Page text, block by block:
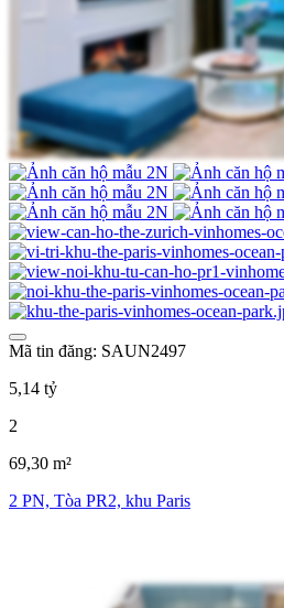
Mã tin đăng: SAUN2497
5,14 tỷ
2
69,30 m²
2 PN, Tòa PR2, khu Paris